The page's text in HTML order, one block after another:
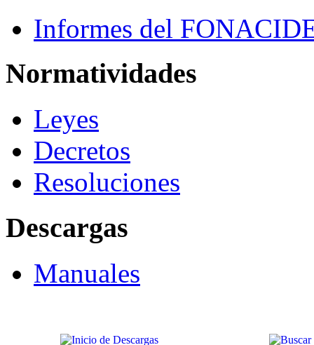
Informes del
Normatividades
Leyes
Decretos
Resoluciones
Descargas
Manuales